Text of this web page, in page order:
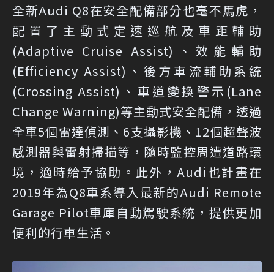
全新Audi Q8在安全配備部分也毫不馬虎，
配置了主動式定速巡航及車距輔助
(Adaptive Cruise Assist)、效能輔助
(Efficiency Assist)、後方車流輔助系統
(Crossing Assist)、車道變換警示(Lane
Change Warning)等主動式安全配備，透過
全車5個雷達偵測、6支攝影機、12個超聲波
感測器與雷射掃描等，隨時監控周遭道路環
境，適時給予協助。此外，Audi也計畫在
2019年為Q8車系導入最新的Audi Remote
Garage Pilot車庫自動駕駛系統，提供更加
便利的行車生活。